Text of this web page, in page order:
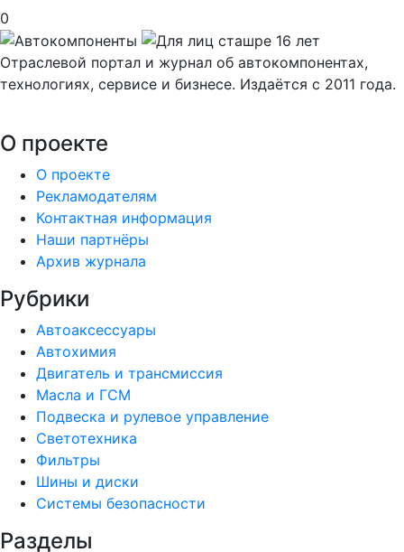
0
Отраслевой портал и журнал об автокомпонентах,
технологиях, сервисе и бизнесе. Издаётся с 2011 года.
О проекте
О проекте
Рекламодателям
Контактная информация
Наши партнёры
Архив журнала
Рубрики
Автоаксессуары
Автохимия
Двигатель и трансмиссия
Масла и ГСМ
Подвеска и рулевое управление
Светотехника
Фильтры
Шины и диски
Системы безопасности
Разделы